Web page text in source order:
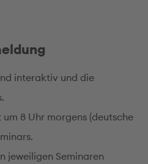
interaktiv und die
8 Uhr morgens (deutsche
jeweiligen Seminaren